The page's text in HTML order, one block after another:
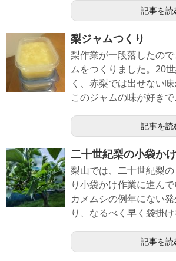
記事を読
梨ジャムつくり
梨作業が一段落したの
ムをつくりました。20
く、赤梨では出せない味
このジャムの味が好きで
記事を読
二十世紀梨の小袋か
梨山では、二十世紀梨
り小袋かけ作業に進んで
カメムシの例年にない
り、なるべく早く袋掛け
記事を読